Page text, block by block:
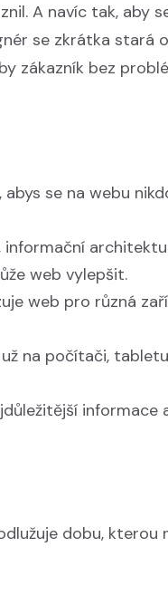
A navíc tak, aby
se zkrátka stará
zákazník bez
se na webu
informační
web vylepšit.
web pro různá
na počítači,
informace
dobu, kterou